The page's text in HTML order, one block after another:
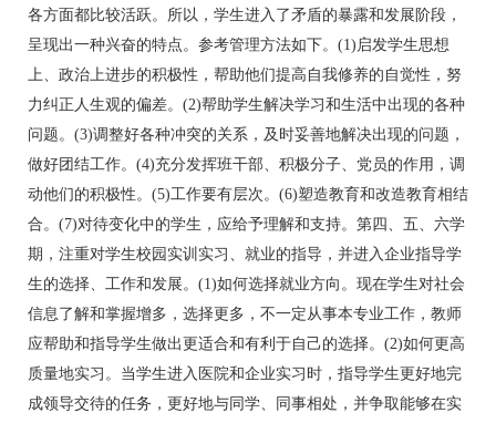
各方面都比较活跃。所以，学生进入了矛盾的暴露和发展阶段，
呈现出一种兴奋的特点。参考管理方法如下。(1)启发学生思想
上、政治上进步的积极性，帮助他们提高自我修养的自觉性，努
力纠正人生观的偏差。(2)帮助学生解决学习和生活中出现的各种
问题。(3)调整好各种冲突的关系，及时妥善地解决出现的问题，
做好团结工作。(4)充分发挥班干部、积极分子、党员的作用，调
动他们的积极性。(5)工作要有层次。(6)塑造教育和改造教育相结
合。(7)对待变化中的学生，应给予理解和支持。第四、五、六学
期，注重对学生校园实训实习、就业的指导，并进入企业指导学
生的选择、工作和发展。(1)如何选择就业方向。现在学生对社会
信息了解和掌握增多，选择更多，不一定从事本专业工作，教师
应帮助和指导学生做出更适合和有利于自己的选择。(2)如何更高
质量地实习。当学生进入医院和企业实习时，指导学生更好地完
成领导交待的任务，更好地与同学、同事相处，并争取能够在实